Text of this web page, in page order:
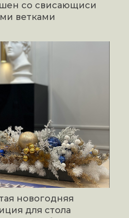
со свисающиси
ветками
новогодняя
для стола